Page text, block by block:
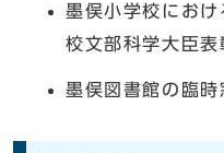
墨俣小学校にお
校文部科学大臣表
墨俣図書館の臨